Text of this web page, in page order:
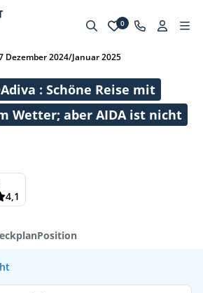
0
Dezember 2024/Januar 2025
: Schöne Reise mit
Wetter; aber AIDA ist nicht
4,1
Position